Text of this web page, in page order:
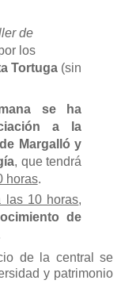
de
los
Tortuga(sin
se ha
a la
Margalló y
, que tendrá
horas.
las 10 horas,
de
de la central se
y patrimonio